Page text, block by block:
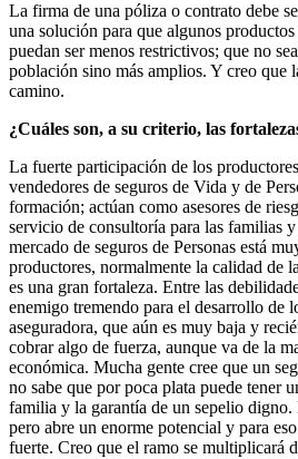
La firma de una póliza o contrato debe
una solución para que algunos
puedan ser menos restrictivos; que no
población sino más amplios. Y creo que
camino.
¿Cuáles son, a su criterio, las
La fuerte participación de los
vendedores de seguros de Vida y de
formación; actúan como asesores de
servicio de consultoría para las familias
mercado de seguros de Personas está
productores, normalmente la calidad de
es una gran fortaleza. Entre las
enemigo tremendo para el desarrollo de
aseguradora, que aún es muy baja y
cobrar algo de fuerza, aunque va de la
económica. Mucha gente cree que un
no sabe que por poca plata puede tener
familia y la garantía de un sepelio digno.
pero abre un enorme potencial y para
fuerte. Creo que el ramo se multiplicará